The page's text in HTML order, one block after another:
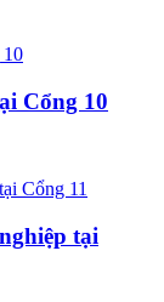
Cổng 10
tại